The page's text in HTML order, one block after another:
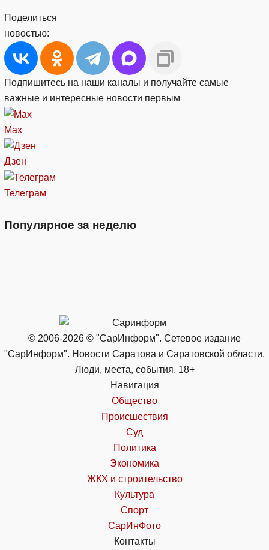
Поделиться
новостью:
Подпишитесь на наши каналы и получайте самые
важные и интересные новости первым
Max
Дзен
Телеграм
Популярное за неделю
© 2006-2026 © "СарИнформ". Сетевое издание
"СарИнформ". Новости Саратова и Саратовской области.
Люди, места, события. 18+
Навигация
Общество
Происшествия
Суд
Политика
Экономика
ЖКХ и строительство
Культура
Спорт
СарИнФото
Контакты